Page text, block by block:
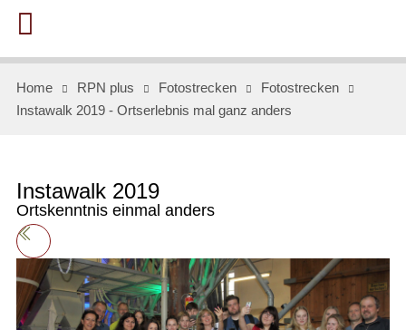
Home RPN plus Fotostrecken
Fotostrecken
Instawalk 2019 - Ortserlebnis mal ganz anders
Instawalk 2019
Ortskenntnis einmal anders